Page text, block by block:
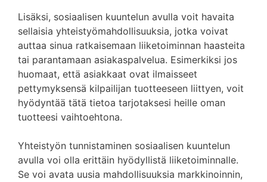
Lisäksi, sosiaalisen kuuntelun avulla voit havaita
sellaisia yhteistyömahdollisuuksia, jotka voivat
auttaa sinua ratkaisemaan liiketoiminnan haasteita
tai parantamaan asiakaspalvelua. Esimerkiksi jos
huomaat, että asiakkaat ovat ilmaisseet
pettymyksensä kilpailijan tuotteeseen liittyen, voit
hyödyntää tätä tietoa tarjotaksesi heille oman
tuotteesi vaihtoehtona.
Yhteistyön tunnistaminen sosiaalisen kuuntelun
avulla voi olla erittäin hyödyllistä liiketoiminnalle.
Se voi avata uusia mahdollisuuksia markkinoinnin,